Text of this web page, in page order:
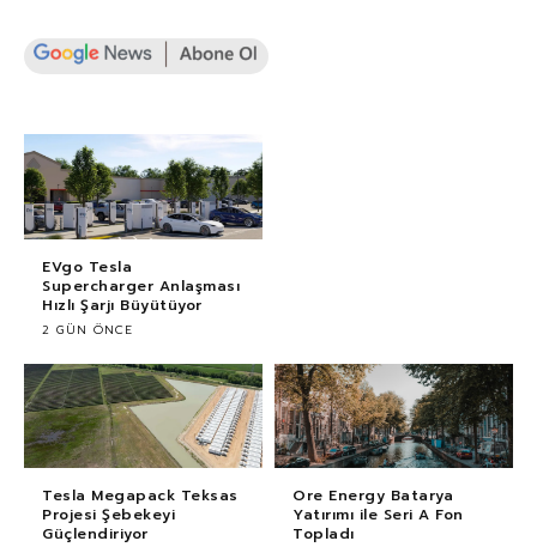
EVgo Tesla
Supercharger Anlaşması
Hızlı Şarjı Büyütüyor
2 GÜN ÖNCE
Tesla Megapack Teksas
Projesi Şebekeyi
Güçlendiriyor
Ore Energy Batarya
Yatırımı ile Seri A Fon
Topladı